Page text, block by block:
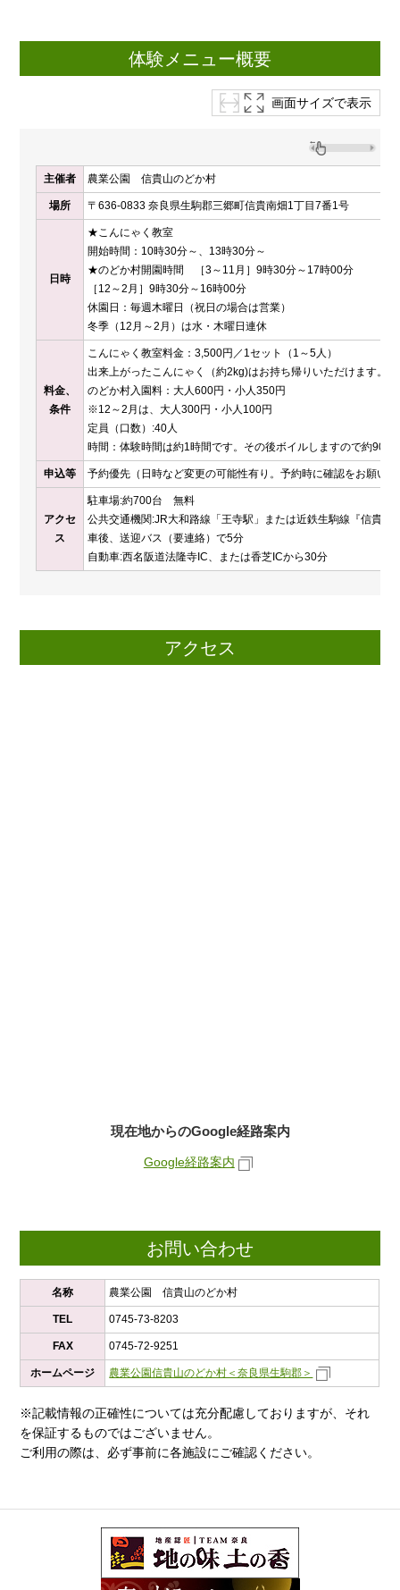
体験メニュー概要
画面サイズで表示
主催者 農業公園 信貴山のどか村
場所 〒636-0833 奈良県生駒郡三郷町信貴南畑1丁目7番1号
日時
★こんにゃく教室
開始時間：10時30分～、13時30分～
★のどか村開園時間 ［3～11月］9時30分～17時00分
［12～2月］9時30分～16時00分
休園日：毎週木曜日（祝日の場合は営業）
冬季（12月～2月）は水・木曜日連休
料金、
条件
こんにゃく教室料金：3,500円／1セット（1～5人）
出来上がったこんにゃく（約2kg)はお持ち帰りいただけます。
のどか村入園料：大人600円・小人350円
※12～2月は、大人300円・小人100円
定員（口数）:40人
時間：体験時間は約1時間です。その後ボイルしますので約90
申込等 予約優先（日時など変更の可能性有り。予約時に確認をお願い
アクセ
ス
駐車場:約700台 無料
公共交通機関:JR大和路線「王寺駅」または近鉄生駒線『信貴山
車後、送迎バス（要連絡）で5分
自動車:西名阪道法隆寺IC、または香芝ICから30分
アクセス
現在地からのGoogle経路案内
Google経路案内
お問い合わせ
名称 農業公園 信貴山のどか村
TEL 0745-73-8203
FAX 0745-72-9251
ホームページ 農業公園信貴山のどか村＜奈良県生駒郡＞
※記載情報の正確性については充分配慮しておりますが、それ
を保証するものではございません。
ご利用の際は、必ず事前に各施設にご確認ください。